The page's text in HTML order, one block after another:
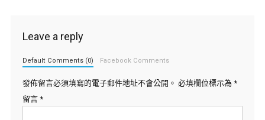
Leave a reply
Default Comments (0) Facebook Comments
發佈留言必須填寫的電子郵件地址不會公開。 必填欄位標示為 *
留言 *